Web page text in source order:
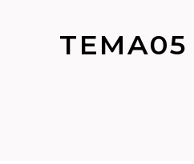
TEMA05